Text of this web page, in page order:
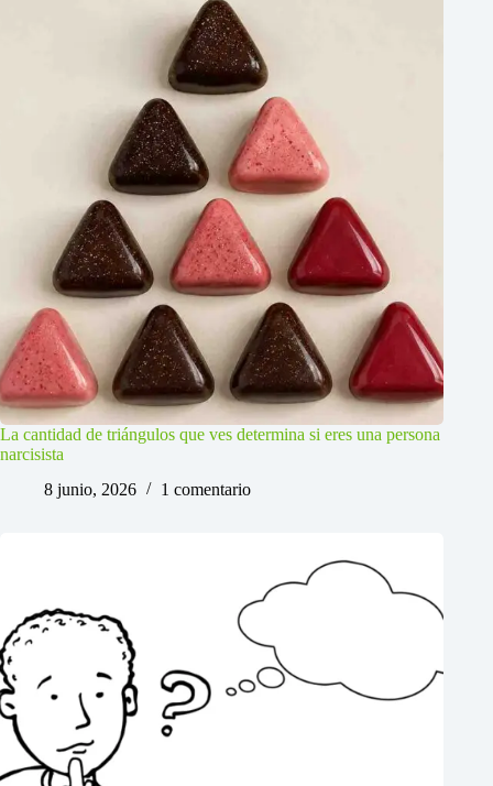
La cantidad de triángulos que ves determina si eres una persona
narcisista
8 junio, 2026
1 comentario